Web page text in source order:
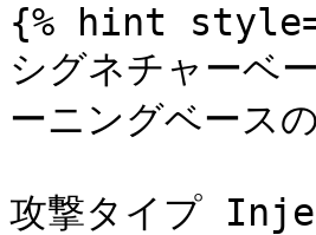
{% hint
シグネチャーベ
ーニングベース
攻撃タイプ